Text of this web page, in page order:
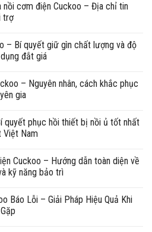
nồi cơm điện Cuckoo – Địa chỉ tin
trợ
– Bí quyết giữ gìn chất lượng và độ
đắt giá
– Nguyên nhân, cách khắc phục
gia
quyết phục hồi thiết bị nồi ủ tốt nhất
Việt Nam
Cuckoo – Hướng dẫn toàn diện về
kỹ năng bảo trì
Báo Lỗi – Giải Pháp Hiệu Quả Khi